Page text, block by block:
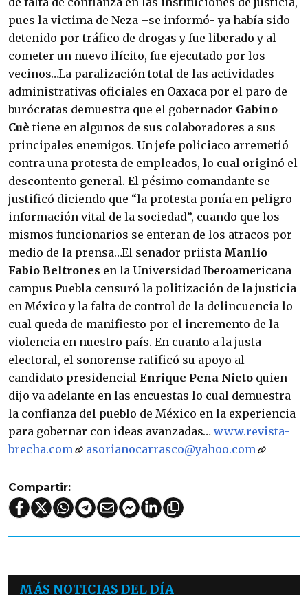
pues la victima de Neza –se informó- ya había sido
detenido por tráfico de drogas y fue liberado y al
cometer un nuevo ilícito, fue ejecutado por los
vecinos…La paralización total de las actividades
administrativas oficiales en Oaxaca por el paro de
burócratas demuestra que el gobernador Gabino
Cuè tiene en algunos de sus colaboradores a sus
principales enemigos. Un jefe policiaco arremetió
contra una protesta de empleados, lo cual originó el
descontento general. El pésimo comandante se
justificó diciendo que “la protesta ponía en peligro
información vital de la sociedad”, cuando que los
mismos funcionarios se enteran de los atracos por
medio de la prensa…El senador priista Manlio
Fabio Beltrones en la Universidad Iberoamericana
campus Puebla censuró la politización de la justicia
en México y la falta de control de la delincuencia lo
cual queda de manifiesto por el incremento de la
violencia en nuestro país. En cuanto a la justa
electoral, el sonorense ratificó su apoyo al
candidato presidencial Enrique Peña Nieto quien
dijo va adelante en las encuestas lo cual demuestra
la confianza del pueblo de México en la experiencia
para gobernar con ideas avanzadas… www.revista-
brecha.com
asorianocarrasco@yahoo.com
Compartir:
MÁS NOTICIAS DEL DÍA